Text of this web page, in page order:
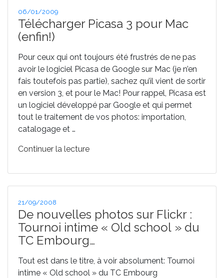
Publié
le
06/01/2009
Télécharger Picasa 3 pour Mac
(enfin!)
Pour ceux qui ont toujours été frustrés de ne pas
avoir le logiciel Picasa de Google sur Mac (je n’en
fais toutefois pas partie), sachez qu’il vient de sortir
en version 3, et pour le Mac! Pour rappel, Picasa est
un logiciel développé par Google et qui permet
tout le traitement de vos photos: importation,
catalogage et …
Continuer la lecturede
Picasa
3
Mac
(enfin!) »
Publié
le
21/09/2008
De nouvelles photos sur Flickr :
Tournoi intime « Old school » du
TC Embourg…
Tout est dans le titre, à voir absolument: Tournoi
intime « Old school » du TC Embourg